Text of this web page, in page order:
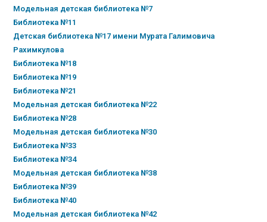
Модельная детская библиотека №7
Библиотека №11
Детская библиотека №17 имени Мурата Галимовича
Рахимкулова
Библиотека №18
Библиотека №19
Библиотека №21
Модельная детская библиотека №22
Библиотека №28
Модельная детская библиотека №30
Библиотека №33
Библиотека №34
Модельная детская библиотека №38
Библиотека №39
Библиотека №40
Модельная детская библиотека №42